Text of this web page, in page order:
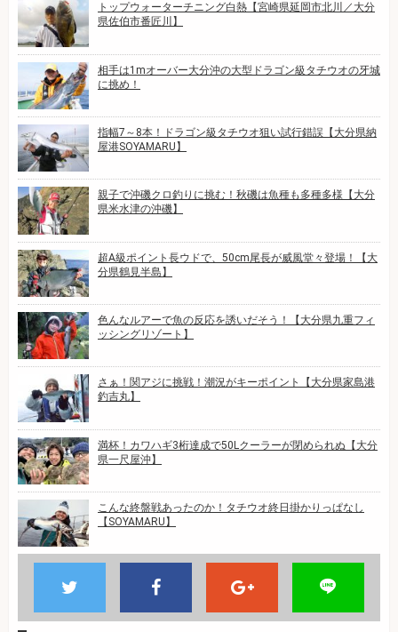
トップウォーターチニング白熱【宮崎県延岡市北川／大分
県佐伯市番匠川】
相手は1mオーバー大分沖の大型ドラゴン級タチウオの牙城
に挑め！
指幅7～8本！ドラゴン級タチウオ狙い試行錯誤【大分県納
屋港SOYAMARU】
親子で沖磯クロ釣りに挑む！秋磯は魚種も多種多様【大分
県米水津の沖磯】
超A級ポイント長ウドで、50cm尾長が威風堂々登場！【大
分県鶴見半島】
色んなルアーで魚の反応を誘いだそう！【大分県九重フィ
ッシングリゾート】
さぁ！関アジに挑戦！潮況がキーポイント【大分県家島港
釣吉丸】
満杯！カワハギ3桁達成で50Lクーラーが閉められぬ【大分
県一尺屋沖】
こんな終盤戦あったのか！タチウオ終日掛かりっぱなし
【SOYAMARU】